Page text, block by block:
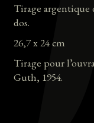
Tirage argentique
dos.
26,7 x 24 cm
Tirage pour
Guth, 1954.